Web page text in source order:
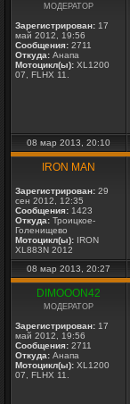
МОДЕРАТОР
Зарегистрирован: 17
май 2012, 19:56
Сообщения: 2711
Откуда: Анапа
Мотоцикл(ы): XL1200
07, FLHX 11.
08 мар 2013, 20:10
IRON MAN
Зарегистрирован: 29
сен 2012, 12:35
Сообщения: 1423
Откуда: Троицкое-
Голенищево
Мотоцикл(ы): IRON
XL883N 2012
08 мар 2013, 20:27
DIMOOON42
МОДЕРАТОР
Зарегистрирован: 17
май 2012, 19:56
Сообщения: 2711
Откуда: Анапа
Мотоцикл(ы): XL1200
07, FLHX 11.